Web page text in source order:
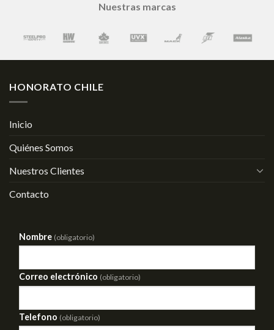
Nuestras marcas
HONORATO CHILE
Inicio
Quiénes Somos
Nuestros Clientes
Contacto
Nombre (obligatorio)
Correo electrónico (obligatorio)
Telefono (obligatorio)